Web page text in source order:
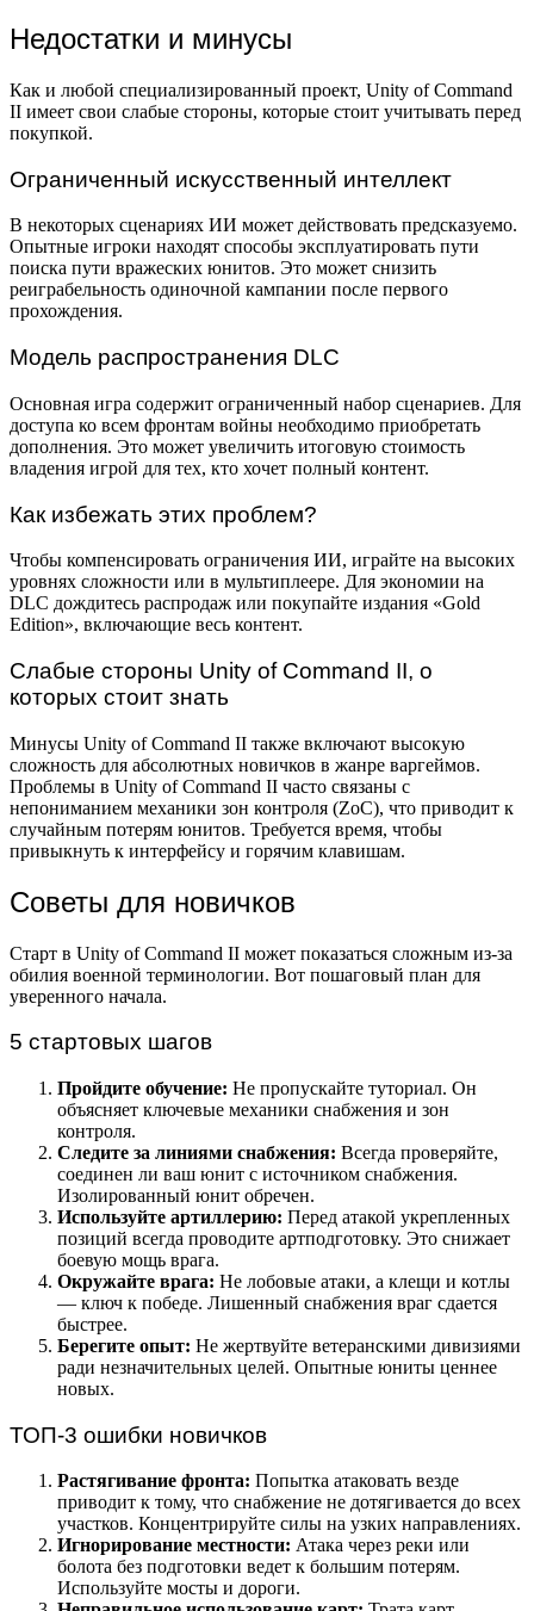
Недостатки и минусы
Как и любой специализированный проект, Unity of Command
II имеет свои слабые стороны, которые стоит учитывать перед
покупкой.
Ограниченный искусственный интеллект
В некоторых сценариях ИИ может действовать предсказуемо.
Опытные игроки находят способы эксплуатировать пути
поиска пути вражеских юнитов. Это может снизить
реиграбельность одиночной кампании после первого
прохождения.
Модель распространения DLC
Основная игра содержит ограниченный набор сценариев. Для
доступа ко всем фронтам войны необходимо приобретать
дополнения. Это может увеличить итоговую стоимость
владения игрой для тех, кто хочет полный контент.
Как избежать этих проблем?
Чтобы компенсировать ограничения ИИ, играйте на высоких
уровнях сложности или в мультиплеере. Для экономии на
DLC дождитесь распродаж или покупайте издания «Gold
Edition», включающие весь контент.
Слабые стороны Unity of Command II, о
которых стоит знать
Минусы Unity of Command II также включают высокую
сложность для абсолютных новичков в жанре варгеймов.
Проблемы в Unity of Command II часто связаны с
непониманием механики зон контроля (ZoC), что приводит к
случайным потерям юнитов. Требуется время, чтобы
привыкнуть к интерфейсу и горячим клавишам.
Советы для новичков
Старт в Unity of Command II может показаться сложным из-за
обилия военной терминологии. Вот пошаговый план для
уверенного начала.
5 стартовых шагов
Пройдите обучение: Не пропускайте туториал. Он
объясняет ключевые механики снабжения и зон
контроля.
Следите за линиями снабжения: Всегда проверяйте,
соединен ли ваш юнит с источником снабжения.
Изолированный юнит обречен.
Используйте артиллерию: Перед атакой укрепленных
позиций всегда проводите артподготовку. Это снижает
боевую мощь врага.
Окружайте врага: Не лобовые атаки, а клещи и котлы
— ключ к победе. Лишенный снабжения враг сдается
быстрее.
Берегите опыт: Не жертвуйте ветеранскими дивизиями
ради незначительных целей. Опытные юниты ценнее
новых.
ТОП-3 ошибки новичков
Растягивание фронта: Попытка атаковать везде
приводит к тому, что снабжение не дотягивается до всех
участков. Концентрируйте силы на узких направлениях.
Игнорирование местности: Атака через реки или
болота без подготовки ведет к большим потерям.
Используйте мосты и дороги.